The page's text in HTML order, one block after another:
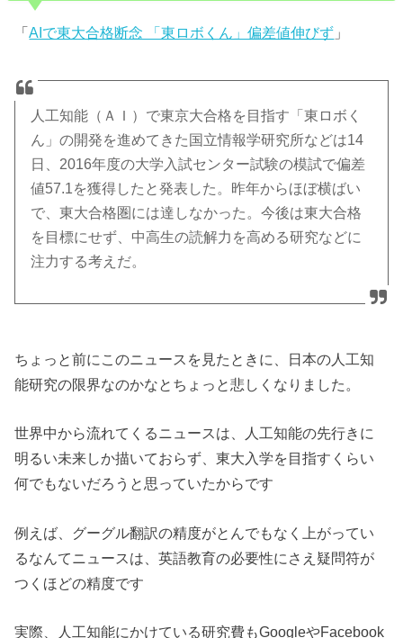
「AIで東大合格断念 「東ロボくん」偏差値伸びず 」
人工知能（ＡＩ）で東京大合格を目指す「東ロボく
ん」の開発を進めてきた国立情報学研究所などは14
日、2016年度の大学入試センター試験の模試で偏差
値57.1を獲得したと発表した。昨年からほぼ横ばい
で、東大合格圏には達しなかった。今後は東大合格
を目標にせず、中高生の読解力を高める研究などに
注力する考えだ。
ちょっと前にこのニュースを見たときに、日本の人工知
能研究の限界なのかなとちょっと悲しくなりました。
世界中から流れてくるニュースは、人工知能の先行きに
明るい未来しか描いておらず、東大入学を目指すくらい
何でもないだろうと思っていたからです
例えば、グーグル翻訳の精度がとんでもなく上がってい
るなんてニュースは、英語教育の必要性にさえ疑問符が
つくほどの精度です
実際、人工知能にかけている研究費もGoogleやFacebook